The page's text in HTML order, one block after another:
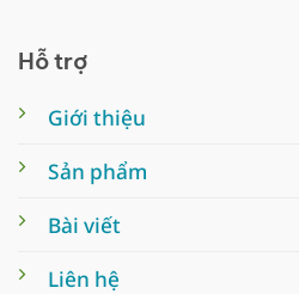
Hỗ trợ
Giới thiệu
Sản phẩm
Bài viết
Liên hệ